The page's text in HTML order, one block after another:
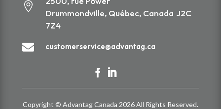

Drummondville, Québec, Canada J2C
7Z4
 customerservice@advantag.ca
Copyright © Advantag Canada 2026 All Rights Reserved.